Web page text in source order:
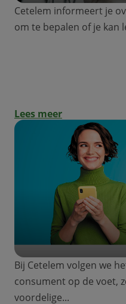
Cetelem informeert je
om te bepalen of je kan
Lees meer
Bij Cetelem volgen we
consument op de voet,
voordelige...